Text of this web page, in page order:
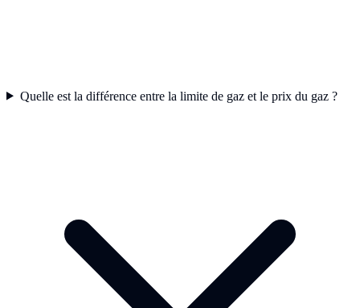
Quelle est la différence entre la limite de gaz et le prix du gaz ?